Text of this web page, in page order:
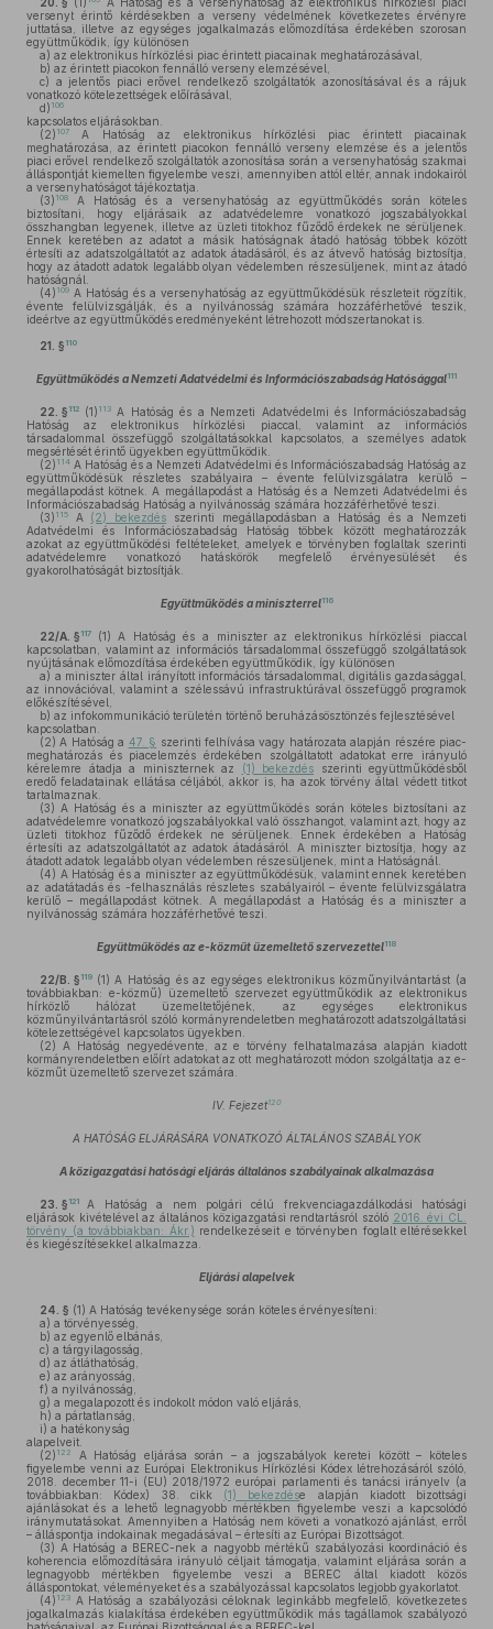
versenyt érintő kérdésekben a verseny védelmének következetes érvényre
juttatása, illetve az egységes jogalkalmazás előmozdítása érdekében szorosan
együttműködik, így különösen
a) az elektronikus hírközlési piac érintett piacainak meghatározásával,
b) az érintett piacokon fennálló verseny elemzésével,
c) a jelentős piaci erővel rendelkező szolgáltatók azonosításával és a rájuk
vonatkozó kötelezettségek előírásával,
d) 106
kapcsolatos eljárásokban.
(2) 107
A Hatóság az elektronikus hírközlési piac érintett piacainak
meghatározása, az érintett piacokon fennálló verseny elemzése és a jelentős
piaci erővel rendelkező szolgáltatók azonosítása során a versenyhatóság szakmai
álláspontját kiemelten figyelembe veszi, amennyiben attól eltér, annak indokairól
a versenyhatóságot tájékoztatja.
(3) 108
A Hatóság és a versenyhatóság az együttműködés során köteles
biztosítani, hogy eljárásaik az adatvédelemre vonatkozó jogszabályokkal
összhangban legyenek, illetve az üzleti titokhoz fűződő érdekek ne sérüljenek.
Ennek keretében az adatot a másik hatóságnak átadó hatóság többek között
értesíti az adatszolgáltatót az adatok átadásáról, és az átvevő hatóság biztosítja,
hogy az átadott adatok legalább olyan védelemben részesüljenek, mint az átadó
hatóságnál.
(4) 109 A Hatóság és a versenyhatóság az együttműködésük részleteit rögzítik,
évente felülvizsgálják, és a nyilvánosság számára hozzáférhetővé teszik,
ideértve az együttműködés eredményeként létrehozott módszertanokat is.
21. § 110
Együttműködés a Nemzeti Adatvédelmi és Információszabadság Hatósággal111
22. § 112 (1) 113A Hatóság és a Nemzeti Adatvédelmi és Információszabadság
Hatóság az elektronikus hírközlési piaccal, valamint az információs
társadalommal összefüggő szolgáltatásokkal kapcsolatos, a személyes adatok
megsértését érintő ügyekben együttműködik.
(2) 114 A Hatóság és a Nemzeti Adatvédelmi és Információszabadság Hatóság az
együttműködésük részletes szabályaira – évente felülvizsgálatra kerülő –
megállapodást kötnek. A megállapodást a Hatóság és a Nemzeti Adatvédelmi és
Információszabadság Hatóság a nyilvánosság számára hozzáférhetővé teszi.
(3) 115 A (2) bekezdés szerinti megállapodásban a Hatóság és a Nemzeti
Adatvédelmi és Információszabadság Hatóság többek között meghatározzák
azokat az együttműködési feltételeket, amelyek e törvényben foglaltak szerinti
adatvédelemre vonatkozó hatáskörök megfelelő érvényesülését és
gyakorolhatóságát biztosítják.
Együttműködés a miniszterrel116
22/A. § 117 (1) A Hatóság és a miniszter az elektronikus hírközlési piaccal
kapcsolatban, valamint az információs társadalommal összefüggő szolgáltatások
nyújtásának előmozdítása érdekében együttműködik, így különösen
a) a miniszter által irányított információs társadalommal, digitális gazdasággal,
az innovációval, valamint a szélessávú infrastruktúrával összefüggő programok
előkészítésével,
b) az infokommunikáció területén történő beruházásösztönzés fejlesztésével
kapcsolatban.
(2) A Hatóság a 47. § szerinti felhívása vagy határozata alapján részére piac-
meghatározás és piacelemzés érdekében szolgáltatott adatokat erre irányuló
kérelemre átadja a miniszternek az
(1) bekezdés szerinti együttműködésből
eredő feladatainak ellátása céljából, akkor is, ha azok törvény által védett titkot
tartalmaznak.
(3) A Hatóság és a miniszter az együttműködés során köteles biztosítani az
adatvédelemre vonatkozó jogszabályokkal való összhangot, valamint azt, hogy az
üzleti titokhoz fűződő érdekek ne sérüljenek. Ennek érdekében a Hatóság
értesíti az adatszolgáltatót az adatok átadásáról. A miniszter biztosítja, hogy az
átadott adatok legalább olyan védelemben részesüljenek, mint a Hatóságnál.
(4) A Hatóság és a miniszter az együttműködésük, valamint ennek keretében
az adatátadás és -felhasználás részletes szabályairól – évente felülvizsgálatra
kerülő – megállapodást kötnek. A megállapodást a Hatóság és a miniszter a
nyilvánosság számára hozzáférhetővé teszi.
Együttműködés az e-közműt üzemeltető szervezettel118
22/B. § 119 (1) A Hatóság és az egységes elektronikus közműnyilvántartást (a
továbbiakban: e-közmű) üzemeltető szervezet együttműködik az elektronikus
hírközlő hálózat üzemeltetőjének, az egységes elektronikus
közműnyilvántartásról szóló kormányrendeletben meghatározott adatszolgáltatási
kötelezettségével kapcsolatos ügyekben.
(2) A Hatóság negyedévente, az e törvény felhatalmazása alapján kiadott
kormányrendeletben előírt adatokat az ott meghatározott módon szolgáltatja az e-
közműt üzemeltető szervezet számára.
IV. Fejezet120
A HATÓSÁG ELJÁRÁSÁRA VONATKOZÓ ÁLTALÁNOS SZABÁLYOK
A közigazgatási hatósági eljárás általános szabályainak alkalmazása
23. § 121
A Hatóság a nem polgári célú frekvenciagazdálkodási hatósági
eljárások kivételével az általános közigazgatási rendtartásról szóló 2016. évi CL.
törvény (a továbbiakban: Ákr.) rendelkezéseit e törvényben foglalt eltérésekkel
és kiegészítésekkel alkalmazza.
Eljárási alapelvek
24. § (1) A Hatóság tevékenysége során köteles érvényesíteni:
a) a törvényesség,
b) az egyenlő elbánás,
c) a tárgyilagosság,
d) az átláthatóság,
e) az arányosság,
f) a nyilvánosság,
g) a megalapozott és indokolt módon való eljárás,
h) a pártatlanság,
i) a hatékonyság
alapelveit.
(2) 122
A Hatóság eljárása során – a jogszabályok keretei között – köteles
figyelembe venni az Európai Elektronikus Hírközlési Kódex létrehozásáról szóló,
2018. december 11-i (EU) 2018/1972 európai parlamenti és tanácsi irányelv (a
továbbiakban: Kódex) 38. cikk (1) bekezdése alapján kiadott bizottsági
ajánlásokat és a lehető legnagyobb mértékben figyelembe veszi a kapcsolódó
iránymutatásokat. Amennyiben a Hatóság nem követi a vonatkozó ajánlást, erről
– álláspontja indokainak megadásával – értesíti az Európai Bizottságot.
(3) A Hatóság a BEREC-nek a nagyobb mértékű szabályozási koordináció és
koherencia előmozdítására irányuló céljait támogatja, valamint eljárása során a
legnagyobb mértékben figyelembe veszi a BEREC által kiadott közös
álláspontokat, véleményeket és a szabályozással kapcsolatos legjobb gyakorlatot.
(4) 123 A Hatóság a szabályozási céloknak leginkább megfelelő, következetes
jogalkalmazás kialakítása érdekében együttműködik más tagállamok szabályozó